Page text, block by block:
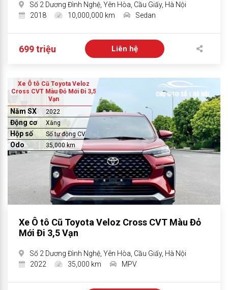
Số 2 Dương Đình Nghệ, Yên Hòa, Cầu Giấy, Hà Nội
2018
10,000,000 km Sedan
699 triệu Liên hệ
Xe Ô tô Cũ Toyota Veloz
Cross CVT Màu Đỏ Mới Đi 3,5
Vạn
Năm SX 2022
Động cơ Xăng
Hộp số Số tự động CVT
Odo 35,000 km
Xe Ô tô Cũ Toyota Veloz Cross CVT Màu Đỏ
Mới Đi 3,5 Vạn
Số 2 Dương Đình Nghệ, Yên Hòa, Cầu Giấy, Hà Nội
2022
35,000 km MPV